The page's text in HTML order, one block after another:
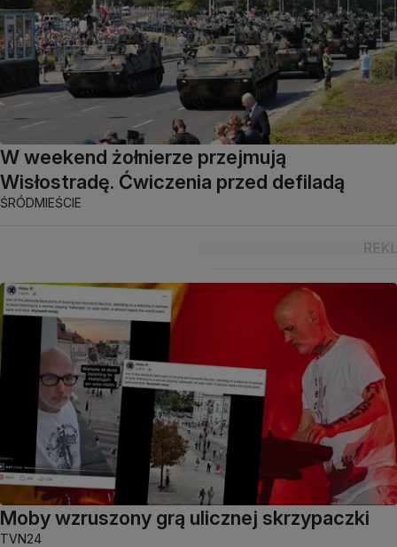
W weekend żołnierze przejmują
Wisłostradę. Ćwiczenia przed defiladą
ŚRÓDMIEŚCIE
Moby wzruszony grą ulicznej skrzypaczki
TVN24